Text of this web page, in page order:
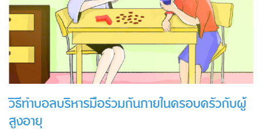
วิธีทำบอลบริหารมือร่วมกันภายในครอบครัวกับผู้
สูงอายุ